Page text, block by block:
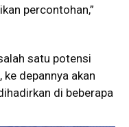
percontohan,”
satu potensi
depannya akan
di beberapa